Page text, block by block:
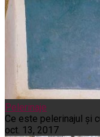
Pelerinaje
Ce este pelerinajul şi
oct. 13, 2017